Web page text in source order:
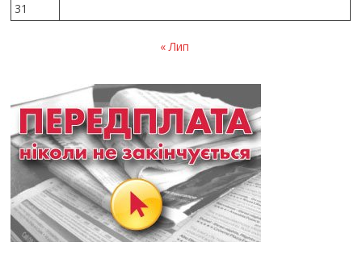
31
« Лип